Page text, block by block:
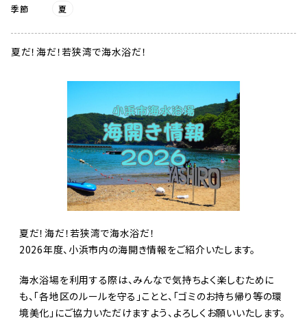
季節 夏
夏だ！海だ！若狭湾で海水浴だ！
夏だ！海だ！若狭湾で海水浴だ！
2026年度、小浜市内の海開き情報をご紹介いたします。
海水浴場を利用する際は、みんなで気持ちよく楽しむために
も、「各地区のルールを守る」ことと、「ゴミのお持ち帰り等の環
境美化」にご協力いただけますよう、よろしくお願いいたします。